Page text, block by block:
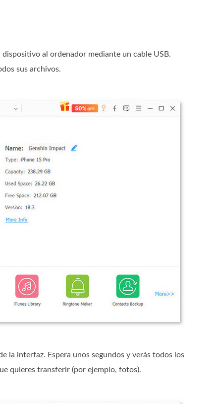
al ordenador mediante un cable USB.
sus archivos.
la interfaz. Espera unos segundos y verás todos los
quieres transferir (por ejemplo, fotos).